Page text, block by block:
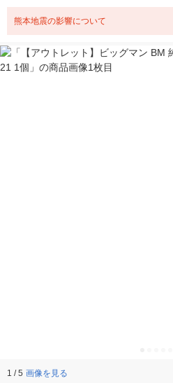
熊本地震の影響について
1 / 5 画像を見る